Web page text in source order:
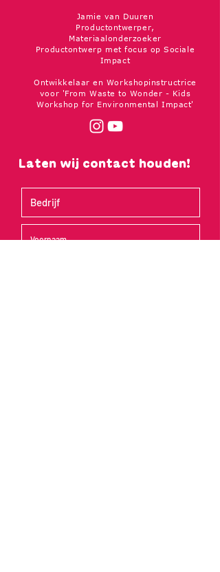
Jamie van Duuren
Productontwerper,
Materiaalonderzoeker
Productontwerp met focus op Sociale
Impact
Ontwikkelaar en Workshopinstructrice
voor 'From Waste to Wonder - Kids
Workshop for Environmental Impact'
Laten wij contact houden!